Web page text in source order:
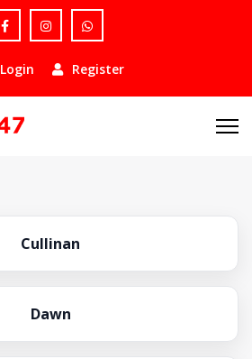
Login Register
Cullinan
Dawn